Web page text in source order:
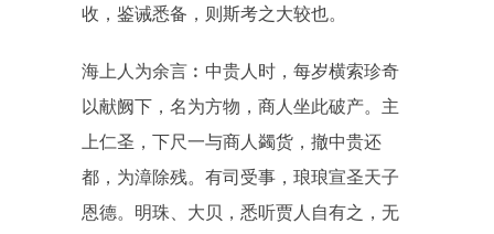
收，鉴诫悉备，则斯考之大较也。
海上人为余言︰中贵人时，每岁横索珍奇
以献阙下，名为方物，商人坐此破产。主
上仁圣，下尺一与商人蠲货，撤中贵还
都，为漳除残。有司受事，琅琅宣圣天子
恩德。明珠、大贝，悉听贾人自有之，无